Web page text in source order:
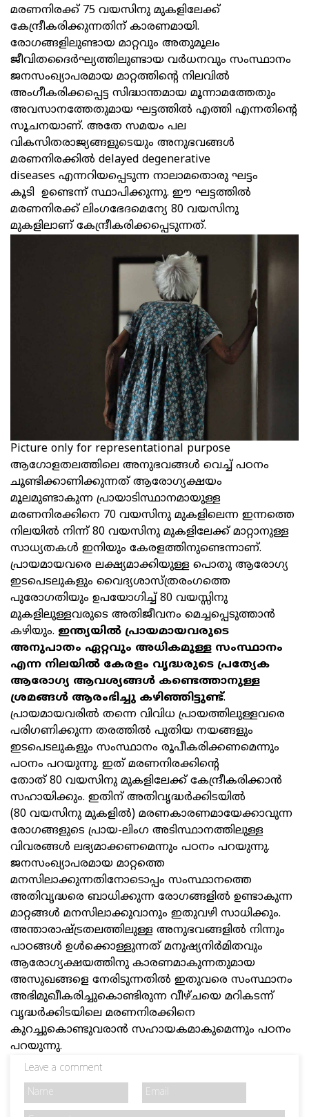
മരണനിരക്ക് 75 വയസിനു മുകളിലേക്ക്
കേന്ദ്രീകരിക്കുന്നതിന് കാരണമായി.
രോഗങ്ങളിലുണ്ടായ മാറ്റവും അതുമൂലം
ജീവിതദൈർഘ്യത്തിലുണ്ടായ വർധനവും സംസ്ഥാനം
ജനസംഖ്യാപരമായ മാറ്റത്തിന്‍റെ നിലവിൽ
അംഗീകരിക്കപ്പെട്ട സിദ്ധാന്തമായ മൂന്നാമത്തേതും
അവസാനത്തേതുമായ ഘട്ടത്തിൽ എത്തി എന്നതിന്‍റെ
സൂചനയാണ്. അതേ സമയം പല
വികസിതരാജ്യങ്ങളുടെയും അനുഭവങ്ങൾ
മരണനിരക്കിൽ delayed degenerative
diseases എന്നറിയപ്പെടുന്ന നാലാമതൊരു ഘട്ടം
കൂടി ഉണ്ടെന്ന് സ്ഥാപിക്കുന്നു. ഈ ഘട്ടത്തിൽ
മരണനിരക്ക് ലിംഗഭേദമെന്യേ 80 വയസിനു
മുകളിലാണ് കേന്ദ്രീകരിക്കപ്പെടുന്നത്.
Picture only for representational purpose
ആഗോളതലത്തിലെ അനുഭവങ്ങൾ വെച്ച് പഠനം
ചൂണ്ടിക്കാണിക്കുന്നത് ആരോഗ്യക്ഷയം
മൂലമുണ്ടാകുന്ന പ്രായാടിസ്ഥാനമായുള്ള
മരണനിരക്കിനെ 70 വയസിനു മുകളിലെന്ന ഇന്നത്തെ
നിലയിൽ നിന്ന് 80 വയസിനു മുകളിലേക്ക് മാറ്റാനുള്ള
സാധ്യതകൾ ഇനിയും കേരളത്തിനുണ്ടെന്നാണ്.
പ്രായമായവരെ ലക്ഷ്യമാക്കിയുള്ള പൊതു ആരോഗ്യ
ഇടപെടലുകളും വൈദ്യശാസ്ത്രരംഗത്തെ
പുരോഗതിയും ഉപയോഗിച്ച് 80 വയസ്സിനു
മുകളിലുള്ളവരുടെ അതിജീവനം മെച്ചപ്പെടുത്താൻ
കഴിയും. ഇന്ത്യയിൽ പ്രായമായവരുടെ
അനുപാതം ഏറ്റവും അധികമുള്ള സംസ്ഥാനം
എന്ന നിലയിൽ കേരളം വൃദ്ധരുടെ പ്രത്യേക
ആരോഗ്യ ആവശ്യങ്ങൾ കണ്ടെത്താനുള്ള
ശ്രമങ്ങൾ ആരംഭിച്ചു കഴിഞ്ഞിട്ടുണ്ട്.
പ്രായമായവരിൽ തന്നെ വിവിധ പ്രായത്തിലുള്ളവരെ
പരിഗണിക്കുന്ന തരത്തിൽ പുതിയ നയങ്ങളും
ഇടപെടലുകളും സംസ്ഥാനം രൂപീകരിക്കണമെന്നും
പഠനം പറയുന്നു. ഇത് മരണനിരക്കിന്‍റെ
തോത് 80 വയസിനു മുകളിലേക്ക് കേന്ദ്രീകരിക്കാൻ
സഹായിക്കും. ഇതിന് അതിവൃദ്ധർക്കിടയിൽ
(80 വയസിനു മുകളിൽ) മരണകാരണമായേക്കാവുന്ന
രോഗങ്ങളുടെ പ്രായ-ലിംഗ അടിസ്ഥാനത്തിലുള്ള
വിവരങ്ങൾ ലഭ്യമാക്കണമെന്നും പഠനം പറയുന്നു.
ജനസംഖ്യാപരമായ മാറ്റത്തെ
മനസിലാക്കുന്നതിനോടൊപ്പം സംസ്ഥാനത്തെ
അതിവൃദ്ധരെ ബാധിക്കുന്ന രോഗങ്ങളിൽ ഉണ്ടാകുന്ന
മാറ്റങ്ങൾ മനസിലാക്കുവാനും ഇതുവഴി സാധിക്കും.
അന്താരാഷ്ട്രതലത്തിലുള്ള അനുഭവങ്ങളിൽ നിന്നും
പാഠങ്ങൾ ഉൾക്കൊള്ളുന്നത് മനുഷ്യനിർമിതവും
ആരോഗ്യക്ഷയത്തിനു കാരണമാകുന്നതുമായ
അസുഖങ്ങളെ നേരിടുന്നതിൽ ഇതുവരെ സംസ്ഥാനം
അഭിമുഖീകരിച്ചുകൊണ്ടിരുന്ന വീഴ്ചയെ മറികടന്ന്
വൃദ്ധർക്കിടയിലെ മരണനിരക്കിനെ
കുറച്ചുകൊണ്ടുവരാൻ സഹായകമാകുമെന്നും പഠനം
പറയുന്നു.
Leave a comment